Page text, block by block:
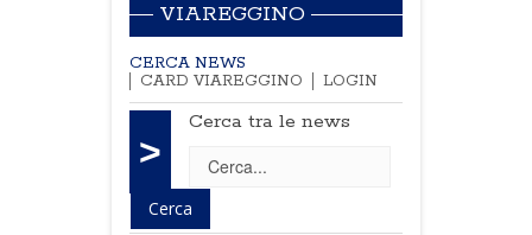
VIAREGGINO
CERCA NEWS
CARD VIAREGGINO
LOGIN
>
Cerca tra le news